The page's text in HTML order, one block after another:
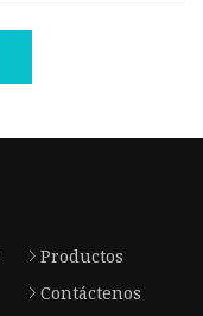
Productos
Contáctenos